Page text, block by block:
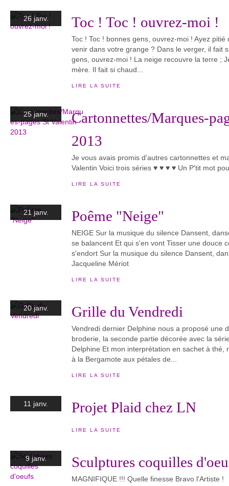
26 janv. Toc ! Toc ! ouvrez-moi !
Toc ! Toc ! bonnes gens, ouvrez-moi ! Ayez
venir dans votre grange ? Dans le verger, il fait
gens, ouvrez-moi ! La neige recouvre la terre ;
mère. Il fait si chaud...
LIRE LA SUITE
25 janv.
Cartonnettes/Marques-
2013
Je vous avais promis d'autres cartonnettes et
Valentin Voici trois séries ♥ ♥ ♥ ♥ Un P'tit mot
LIRE LA SUITE
21 janv. Poême "Neige"
NEIGE Sur la musique du silence Dansent,
se balancent Et qui s'en vont Tisser une douce
s'endort Sur la musique du silence Dansent,
Jacqueline Mériot
LIRE LA SUITE
20 janv. Grille du Vendredi
Vendredi dernier Delphine nous a proposé une
broderie, la seconde partie décorée avec la
Delphine Et mon interprétation en sachet à thé,
à la Bergamote aux pétales de...
LIRE LA SUITE
11 janv. Projet Plaid chez LN
LIRE LA SUITE
9 janv. Sculptures coquilles
MAGNIFIQUE !!! Quelle finesse Bravo l'Artiste !